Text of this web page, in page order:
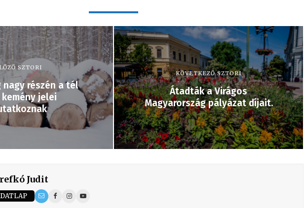
SZTORI
nagy részén a tél
jelei
KÖVETKEZŐ SZTORI
Átadták a Virágos
Magyarország pályázat díjait.
Judit